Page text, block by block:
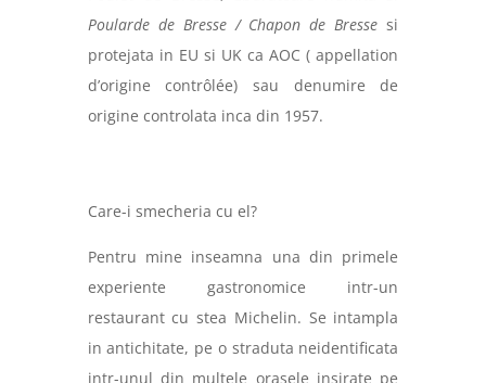
Poularde de Bresse / Chapon de Bressesi
protejata in EU si UK ca AOC ( appellation
d’origine contrôlée) sau denumire de
origine controlata inca din 1957.
Care-i smecheria cu el?
Pentru mine inseamna una din primele
experiente gastronomice intr-un
restaurant cu stea Michelin. Se intampla
in antichitate, pe o straduta neidentificata
intr-unul din multele orasele insirate pe